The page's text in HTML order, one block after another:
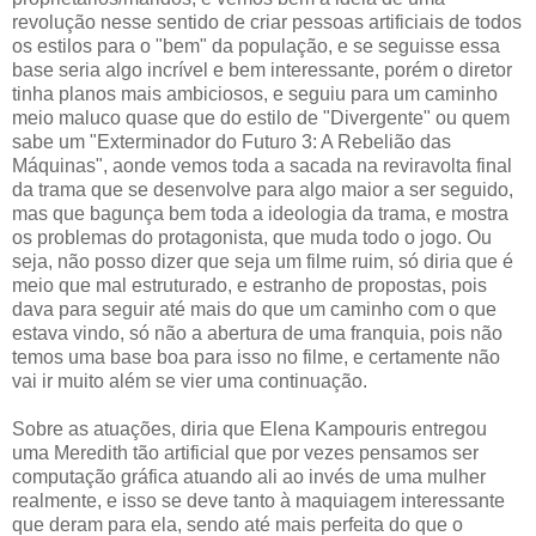
revolução nesse sentido de criar pessoas artificiais de todos
os estilos para o "bem" da população, e se seguisse essa
base seria algo incrível e bem interessante, porém o diretor
tinha planos mais ambiciosos, e seguiu para um caminho
meio maluco quase que do estilo de "Divergente" ou quem
sabe um "Exterminador do Futuro 3: A Rebelião das
Máquinas", aonde vemos toda a sacada na reviravolta final
da trama que se desenvolve para algo maior a ser seguido,
mas que bagunça bem toda a ideologia da trama, e mostra
os problemas do protagonista, que muda todo o jogo. Ou
seja, não posso dizer que seja um filme ruim, só diria que é
meio que mal estruturado, e estranho de propostas, pois
dava para seguir até mais do que um caminho com o que
estava vindo, só não a abertura de uma franquia, pois não
temos uma base boa para isso no filme, e certamente não
vai ir muito além se vier uma continuação.
Sobre as atuações, diria que Elena Kampouris entregou
uma Meredith tão artificial que por vezes pensamos ser
computação gráfica atuando ali ao invés de uma mulher
realmente, e isso se deve tanto à maquiagem interessante
que deram para ela, sendo até mais perfeita do que o